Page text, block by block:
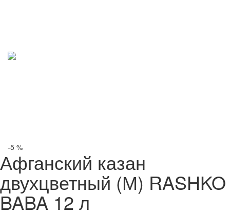
-5 %
Афганский казан
двухцветный (М) RASHKO
BABA 12 л